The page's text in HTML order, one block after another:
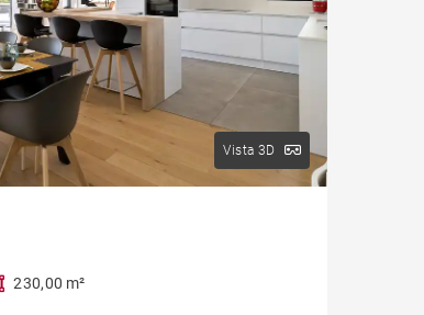
Vista 3D
230,00 m²